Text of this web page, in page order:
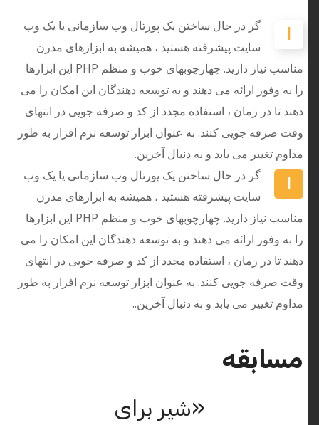
گر در حال ساختن یک پورتال وب سازمانی یا یک وب
سایت پیشرفته هستید ، همیشه به ابزارهای مدرن
مناسب نیاز دارید. چهارچوبهای خوب و منظم PHP این ابزارها
را به وفور ارائه می دهند و به توسعه دهندگان این امکان را می
دهند تا در زمان ، استفاده مجدد از کد و صرفه جویی در انتهای
وقت صرفه جویی کنند. به عنوان ابزار توسعه نرم افزار به طور
مداوم تغییر می یابد و به دنبال آخرین.
گر در حال ساختن یک پورتال وب سازمانی یا یک وب
سایت پیشرفته هستید ، همیشه به ابزارهای مدرن
مناسب نیاز دارید. چهارچوبهای خوب و منظم PHP این ابزارها
را به وفور ارائه می دهند و به توسعه دهندگان این امکان را می
دهند تا در زمان ، استفاده مجدد از کد و صرفه جویی در انتهای
وقت صرفه جویی کنند. به عنوان ابزار توسعه نرم افزار به طور
مداوم تغییر می یابد و به دنبال آخرین..
مسابقه
«شیر برای